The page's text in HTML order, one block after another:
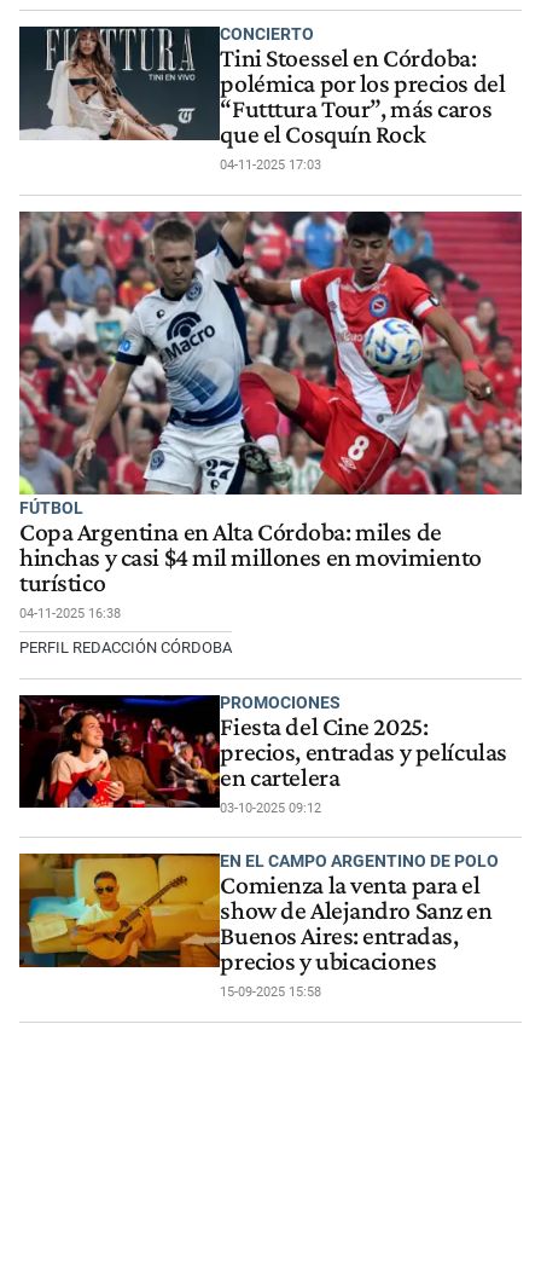
CONCIERTO
Tini Stoessel en Córdoba:
polémica por los precios del
“Futttura Tour”, más caros
que el Cosquín Rock
04-11-2025 17:03
FÚTBOL
Copa Argentina en Alta Córdoba: miles de
hinchas y casi $4 mil millones en movimiento
turístico
04-11-2025 16:38
PERFIL REDACCIÓN CÓRDOBA
PROMOCIONES
Fiesta del Cine 2025:
precios, entradas y películas
en cartelera
03-10-2025 09:12
EN EL CAMPO ARGENTINO DE POLO
Comienza la venta para el
show de Alejandro Sanz en
Buenos Aires: entradas,
precios y ubicaciones
15-09-2025 15:58